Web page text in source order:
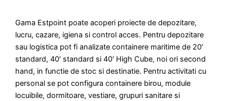
Gama Estpoint poate acoperi proiecte de depozitare,
lucru, cazare, igiena si control acces. Pentru depozitare
sau logistica pot fi analizate containere maritime de 20′
standard, 40′ standard si 40′ High Cube, noi ori second
hand, in functie de stoc si destinatie. Pentru activitati cu
personal se pot configura containere birou, module
locuibile, dormitoare, vestiare, grupuri sanitare si